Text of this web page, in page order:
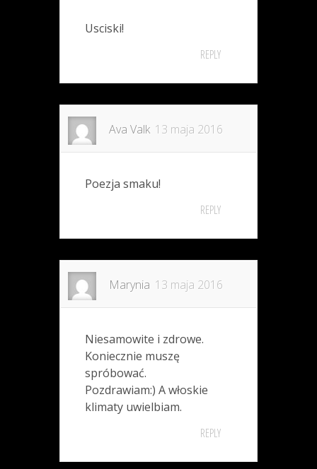
Usciski!
REPLY
Ava Valk 13 maja 2016
Poezja smaku!
REPLY
Marynia 13 maja 2016
Niesamowite i zdrowe.
Koniecznie muszę
spróbować.
Pozdrawiam:) A włoskie
klimaty uwielbiam.
REPLY